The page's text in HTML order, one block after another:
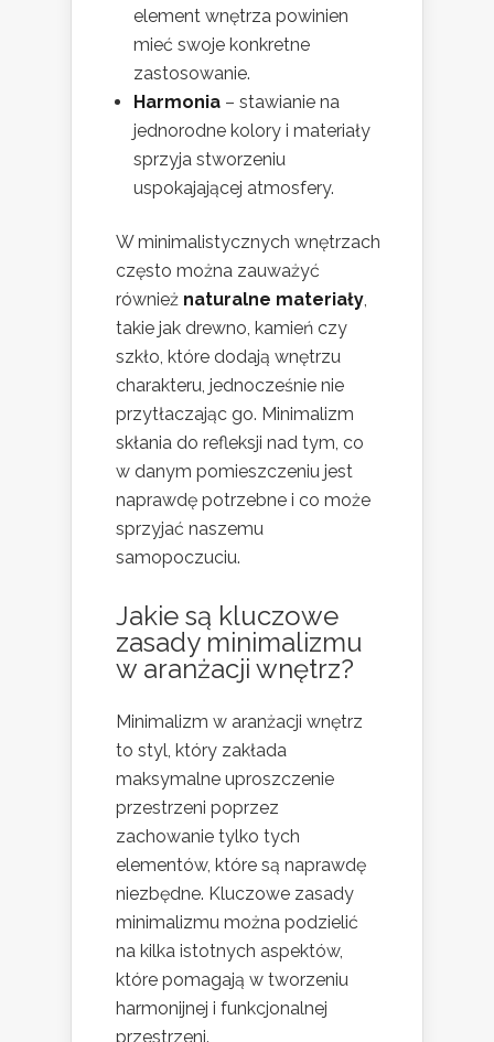
element wnętrza powinien
mieć swoje konkretne
zastosowanie.
Harmonia – stawianie na
jednorodne kolory i materiały
sprzyja stworzeniu
uspokajającej atmosfery.
W minimalistycznych wnętrzach
często można zauważyć
również naturalne materiały,
takie jak drewno, kamień czy
szkło, które dodają wnętrzu
charakteru, jednocześnie nie
przytłaczając go. Minimalizm
skłania do refleksji nad tym, co
w danym pomieszczeniu jest
naprawdę potrzebne i co może
sprzyjać naszemu
samopoczuciu.
Jakie są kluczowe
zasady minimalizmu
w aranżacji wnętrz?
Minimalizm w aranżacji wnętrz
to styl, który zakłada
maksymalne uproszczenie
przestrzeni poprzez
zachowanie tylko tych
elementów, które są naprawdę
niezbędne. Kluczowe zasady
minimalizmu można podzielić
na kilka istotnych aspektów,
które pomagają w tworzeniu
harmonijnej i funkcjonalnej
przestrzeni.